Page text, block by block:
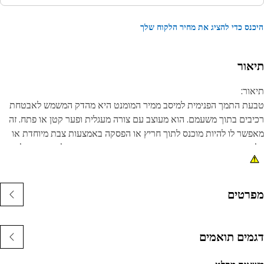
כדי להציג את מחיר הלקוח שלך
התמך הפנימית למיסב ממיר המומנט היא מהדק המשמש לאבטחת
בתוך משעמם. הוא מעוצב עם צורה מעגלית ופער קטן או פתח. זה
לו להיות מוכנס לתוך חריץ או הפסקה באמצעות צבת מיוחדת או
ברגע שהיא במקומה, הטבעת מתרחבת מעט ומפעילה מאמץ על צידי
מה שיוצר שמירה בטוחה.
התמך הפנימית עבור מיסב ממיר המומנט משמשת כדי להישאר
תואמים